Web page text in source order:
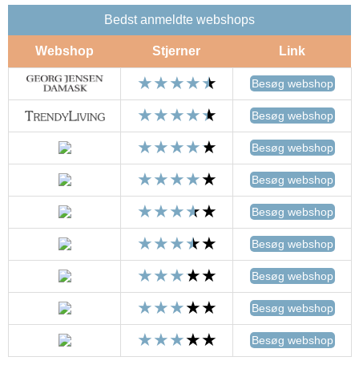
Bedst anmeldte webshops
Webshop Stjerner Link
Besøg webshop
Besøg webshop
Besøg webshop
Besøg webshop
Besøg webshop
Besøg webshop
Besøg webshop
Besøg webshop
Besøg webshop